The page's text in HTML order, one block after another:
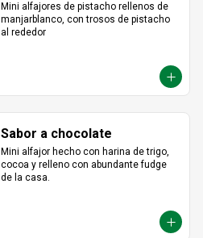
Mini alfajores de pistacho rellenos de
manjarblanco, con trosos de pistacho
al rededor
Sabor a chocolate
Mini alfajor hecho con harina de trigo,
cocoa y relleno con abundante fudge
de la casa.